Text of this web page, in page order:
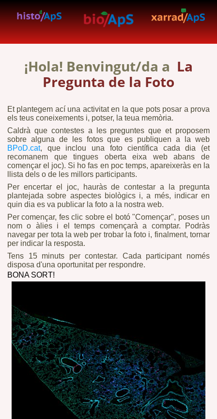
¡Hola! Benvingut/da a La
Pregunta de la Foto
Et plantegem ací una activitat en la que pots posar a prova
els teus coneixements i, potser, la teua memòria.
Caldrà que contestes a les preguntes que et proposem
sobre alguna de les fotos que es publiquen a la web
BPoD.cat, que inclou una foto científica cada dia (et
recomanem que tingues oberta eixa web abans de
començar el joc). Si ho fas en poc temps, apareixeràs en la
llista dels o de les millors participants.
Per encertar el joc, hauràs de contestar a la pregunta
plantejada sobre aspectes biològics i, a més, indicar en
quin dia es va publicar la foto a la nostra web.
Per començar, fes clic sobre el botó "Començar", poses un
nom o àlies i el temps començarà a comptar. Podràs
navegar per tota la web per trobar la foto i, finalment, tornar
per indicar la resposta.
Tens 15 minuts per contestar. Cada participant només
disposa d'una oportunitat per respondre.
BONA SORT!